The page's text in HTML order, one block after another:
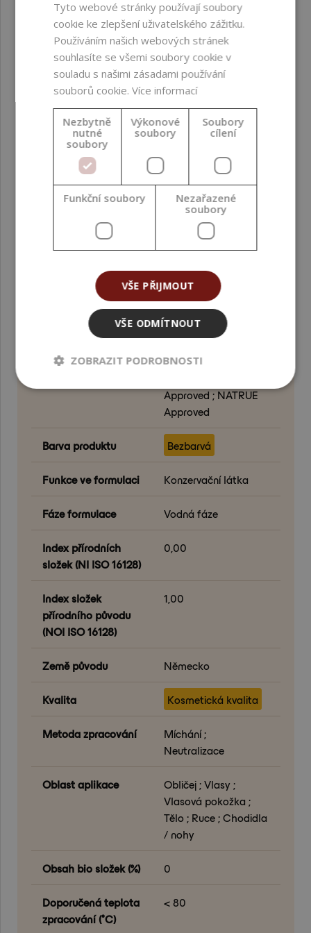
aktualizujeme vždy s novou šarží.
Všechny dodávané suroviny jsou v kosmetické kvalitě,
nevhodné pro vnitřní užití.
Při manipulaci používejte vhodné ochranné prostředky.
PARAMETRY
Sodium Levulinate,
Sodium Anisate,
Glycerin, Aqua
Bez obsahu
parabenů ;
látek ; složek z GMO
Biologická
odbouratelnost
Snadno biologicky
odbouratelné (OECD
Approved ; NATRUE
Approved
Barva produktu Bezbarvá
Funkce ve formulaci Konzervační látka
Fáze formulace Vodná fáze
Index přírodních
složek (NI ISO 16128)
0,00
Index složek
přírodního původu
(NOI ISO 16128)
1,00
Země původu Německo
Kvalita Kosmetická kvalita
Metoda zpracování
Míchání ;
Neutralizace
Oblast aplikace
Obličej ; Vlasy ;
Vlasová pokožka ;
Tělo ; Ruce ; Chodidla
/ nohy
Obsah bio složek (%) 0
Doporučená teplota
zpracování (°C)
< 80
Tyto webové stránky používají soubory
cookie ke zlepšení uživatelského zážitku.
Používáním našich webových stránek
souhlasíte se všemi soubory cookie v
souladu s našimi zásadami používání
souborů cookie.Více informací
Nezbytně
nutné
soubory
Výkonové
soubory
Soubory
cílení
Funkční soubory
Nezařazené
soubory
VŠE PŘIJMOUT
VŠE ODMÍTNOUT
ZOBRAZIT PODROBNOSTI